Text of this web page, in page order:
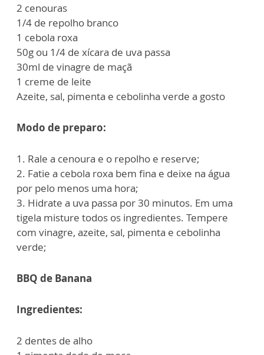
2 cenouras
1/4 de repolho branco
1 cebola roxa
50g ou 1/4 de xícara de uva passa
30ml de vinagre de maçã
1 creme de leite
Azeite, sal, pimenta e cebolinha verde a gosto
Modo de preparo:
1. Rale a cenoura e o repolho e reserve;
2. Fatie a cebola roxa bem fina e deixe na água
por pelo menos uma hora;
3. Hidrate a uva passa por 30 minutos. Em uma
tigela misture todos os ingredientes. Tempere
com vinagre, azeite, sal, pimenta e cebolinha
verde;
BBQ de Banana
Ingredientes:
2 dentes de alho